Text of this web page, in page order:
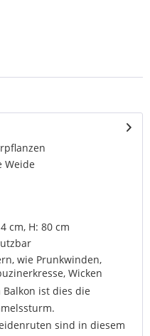
Weide
cm, H: 80 cm
wie Prunkwinden,
Wicken
ist dies die
sind in diesem